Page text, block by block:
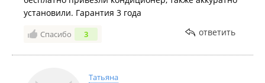
установили. Гарантия 3 года
Спасибо 3 ответить
Татьяна